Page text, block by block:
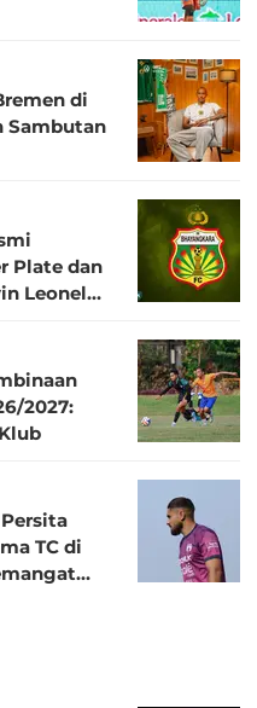
di
Sambutan
Plate dan
2027:
TC di